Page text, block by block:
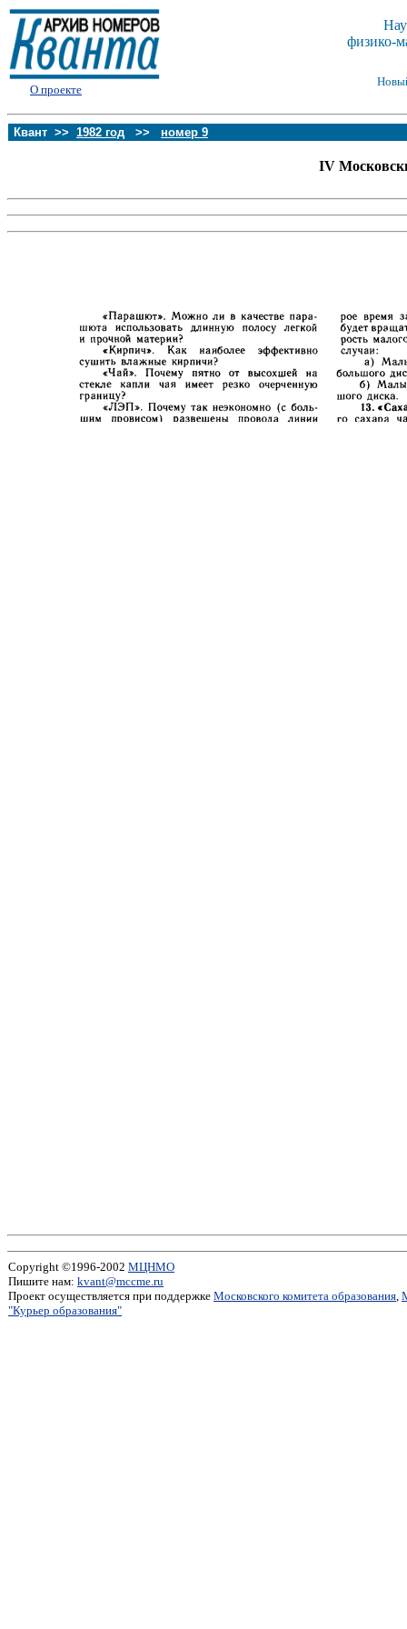
О проекте
физико-
Квант >> 1982 год >> номер 9
IV
Copyright ©1996-2002 МЦНМО
Пишите нам: kvant@mccme.ru
Проект осуществляется при поддержке Московского комитета образования,
"Курьер образования"